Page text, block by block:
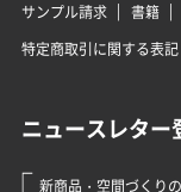
サンプル請求
書籍
特定商取引に関する表記